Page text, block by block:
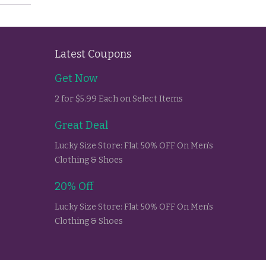
Latest Coupons
Get Now
2 for $5.99 Each on Select Items
Great Deal
Lucky Size Store: Flat 50% OFF On Men’s
Clothing & Shoes
20% Off
Lucky Size Store: Flat 50% OFF On Men’s
Clothing & Shoes